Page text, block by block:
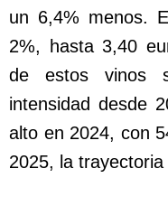
un 6,4% menos.
2%, hasta 3,40
de estos vinos
intensidad desde
alto en 2024, con
2025, la